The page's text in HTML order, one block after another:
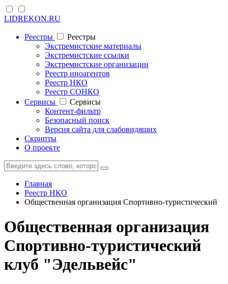
LIDREKON.RU
Реестры
Реестры
Экстремистские материалы
Экстремистские ссылки
Экстремистские организации
Реестр иноагентов
Реестр НКО
Реестр СОНКО
Cервисы
Cервисы
Контент-фильтр
Безопасный поиск
Версия сайта для слабовидящих
Скрипты
О проекте
Главная
Реестр НКО
Общественная организация Спортивно-туристический
Общественная организация
Спортивно-туристический
клуб "Эдельвейс"